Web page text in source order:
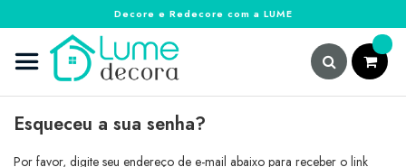
Decore e Redecore com a LUME
para
o
Pesquisa
Esqueceu a sua senha?
Por favor, digite seu endereço de e-mail abaixo para receber o link